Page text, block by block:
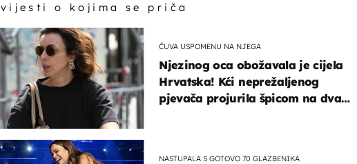
vijesti o kojima se priča
ČUVA USPOMENU NA NJEGA
Njezinog oca obožavala je cijela
Hrvatska! Kći neprežaljenog
pjevača projurila špicom na dva
NASTUPALA S GOTOVO 70 GLAZBENIKA